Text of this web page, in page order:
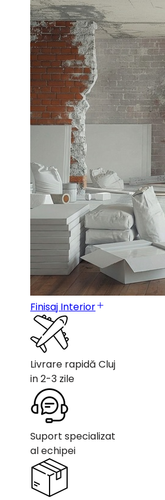
Finisaj Interior
Livrare rapidă Cluj
in 2-3 zile
Suport specializat
al echipei